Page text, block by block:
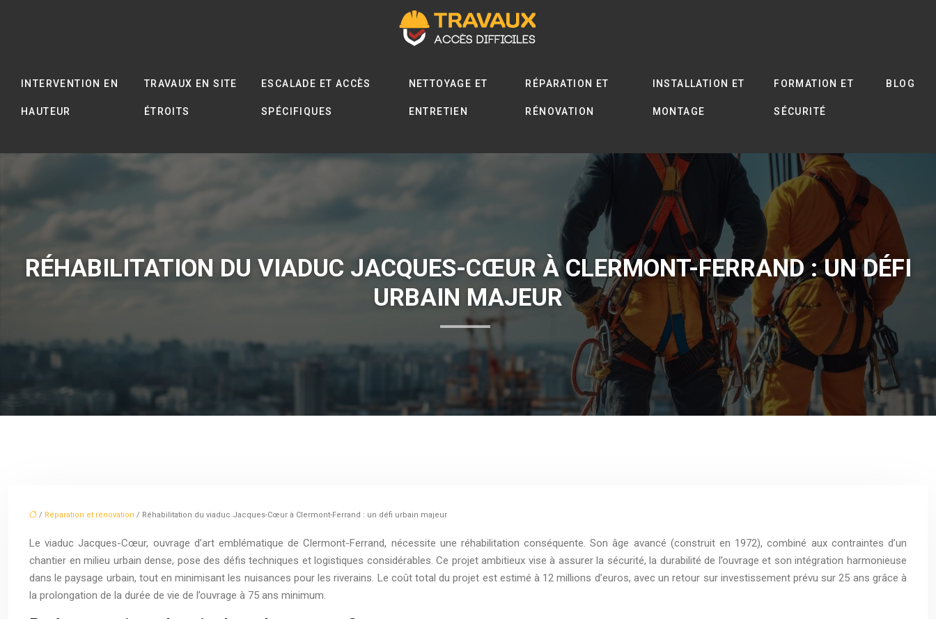
INTERVENTION EN
HAUTEUR
TRAVAUX EN SITE
ÉTROITS
ESCALADE ET ACCÈS
SPÉCIFIQUES
NETTOYAGE ET
ENTRETIEN
RÉPARATION ET
RÉNOVATION
INSTALLATION ET
MONTAGE
FORMATION ET
SÉCURITÉ
BLOG
RÉHABILITATION DU VIADUC JACQUES-CŒUR À CLERMONT-FERRAND : UN DÉFI
URBAIN MAJEUR
/ Réparation et rénovation / Réhabilitation du viaduc Jacques-Cœur à Clermont-Ferrand : un défi urbain majeur
Le viaduc Jacques-Cœur, ouvrage d’art emblématique de Clermont-Ferrand, nécessite une réhabilitation conséquente. Son âge avancé (construit en 1972), combiné aux contraintes d’un
chantier en milieu urbain dense, pose des défis techniques et logistiques considérables. Ce projet ambitieux vise à assurer la sécurité, la durabilité de l’ouvrage et son intégration harmonieuse
dans le paysage urbain, tout en minimisant les nuisances pour les riverains. Le coût total du projet est estimé à 12 millions d’euros, avec un retour sur investissement prévu sur 25 ans grâce à
la prolongation de la durée de vie de l’ouvrage à 75 ans minimum.